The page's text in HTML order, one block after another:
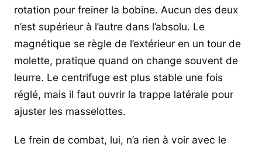
rotation pour freiner la bobine. Aucun des deux
n’est supérieur à l’autre dans l’absolu. Le
magnétique se règle de l’extérieur en un tour de
molette, pratique quand on change souvent de
leurre. Le centrifuge est plus stable une fois
réglé, mais il faut ouvrir la trappe latérale pour
ajuster les masselottes.
Le frein de combat, lui, n’a rien à voir avec le